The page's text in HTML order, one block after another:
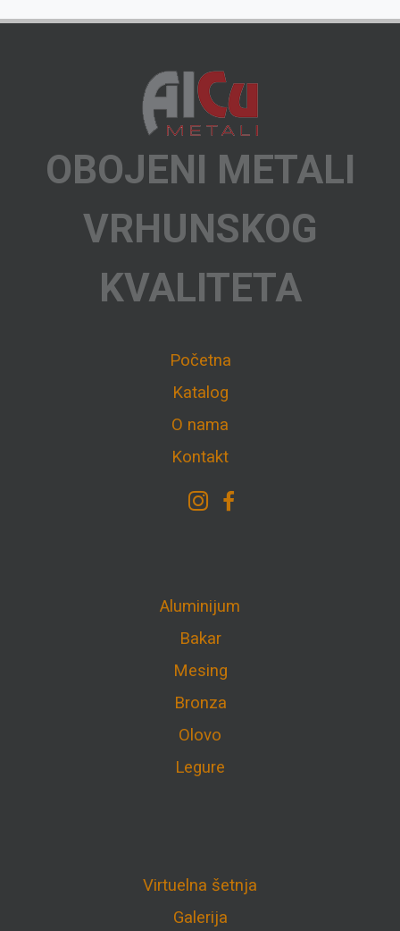
OBOJENI METALI
VRHUNSKOG
KVALITETA
Početna
Katalog
O nama
Kontakt
Aluminijum
Bakar
Mesing
Bronza
Olovo
Legure
Virtuelna šetnja
Galerija